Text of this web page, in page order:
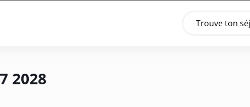
Trouve ton
2028